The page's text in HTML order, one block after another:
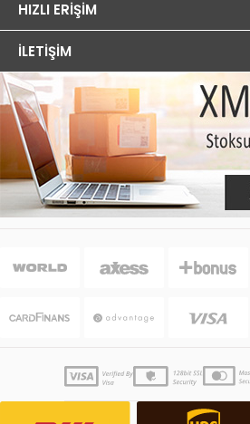
HIZLI ERIŞIM
İLETIŞIM